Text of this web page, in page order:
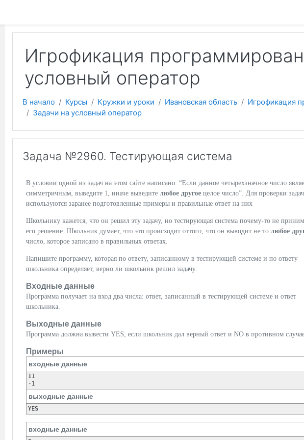
Игрофикация
условный оператор
В начало Курсы Кружки и уроки Ивановская область Игрофикация
Задачи на условный оператор
Задача №2960. Тестирующая система
В условии одной из задач на этом сайте написано: “Если данное четырехзначное число
симметричным, выведите 1, иначе выведите любое другое целое число”. Для проверки
используются заранее подготовленные примеры и правильные ответ на них
Школьнику кажется, что он решил эту задачу, но тестирующая система почему-то не
его решение. Школьник думает, что это происходит оттого, что он выводит не то любое
число, которое записано в правильных ответах.
Напишите программу, которая по ответу, записанному в тестирующей системе и по ответу
школьника определяет, верно ли школьник решил задачу.
Входные данные
Программа получает на вход два числа: ответ, записанный в тестирующей системе и ответ
школьника.
Выходные данные
Программа должна вывести YES, если школьник дал верный ответ и NO в противном
Примеры
входные данные
11
выходные данные
входные данные